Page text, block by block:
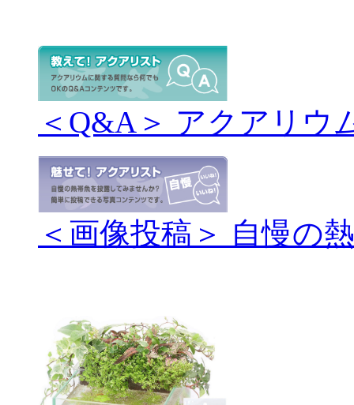
＜Q&A＞ アクアリウ
＜画像投稿＞ 自慢の